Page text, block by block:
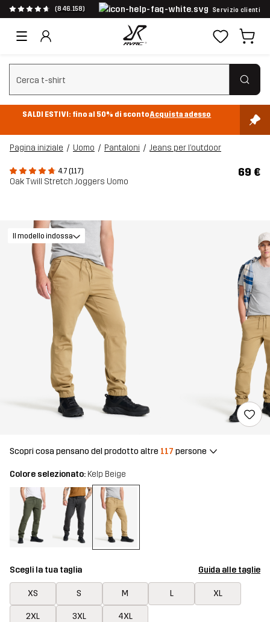
(846.158) Servizio clienti
Cancella ricerca
SALDI ESTIVI: fino al 50% di scontoAcquista adesso
Pagina iniziale Uomo Pantaloni Jeans per l’outdoor
4.7 (117)
Oak Twill Stretch Joggers Uomo
69 €
Il modello indossa
Scopri cosa pensano del prodotto altre 117 persone
Colore selezionato: Kelp Beige
Scegli la tua taglia Guida alle taglie
XS S M L XL
2XL 3XL 4XL